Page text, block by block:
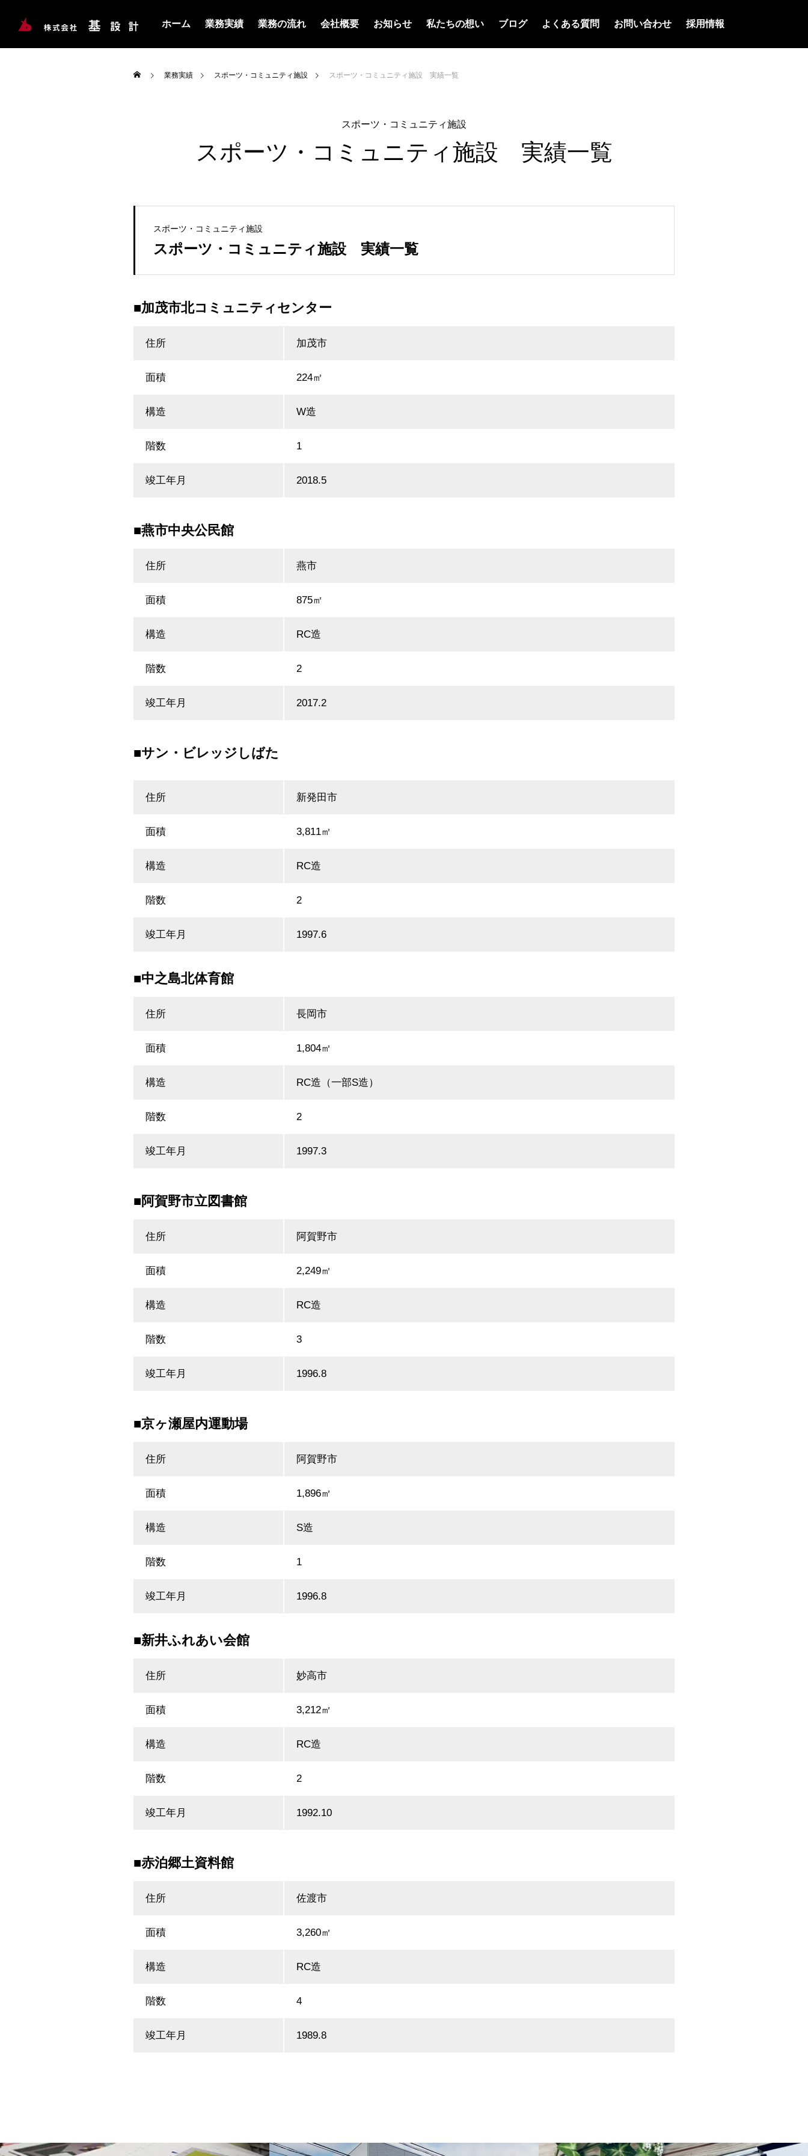
ホーム 業務実績 業務の流れ 会社概要 お知らせ 私たちの想い ブログ よくある質問 お問い合わせ 採用情報
業務実績 スポーツ・コミュニティ施設 スポーツ・コミュニティ施設 実績一覧
スポーツ・コミュニティ施設
スポーツ・コミュニティ施設 実績一覧
スポーツ・コミュニティ施設
スポーツ・コミュニティ施設 実績一覧
■加茂市北コミュニティセンター
住所 加茂市
面積 224㎡
構造 W造
階数 1
竣工年月 2018.5
■燕市中央公民館
住所 燕市
面積 875㎡
構造 RC造
階数 2
竣工年月 2017.2
■サン・ビレッジしばた
住所 新発田市
面積 3,811㎡
構造 RC造
階数 2
竣工年月 1997.6
■中之島北体育館
住所 長岡市
面積 1,804㎡
構造 RC造（一部S造）
階数 2
竣工年月 1997.3
■阿賀野市立図書館
住所 阿賀野市
面積 2,249㎡
構造 RC造
階数 3
竣工年月 1996.8
■京ヶ瀬屋内運動場
住所 阿賀野市
面積 1,896㎡
構造 S造
階数 1
竣工年月 1996.8
■新井ふれあい会館
住所 妙高市
面積 3,212㎡
構造 RC造
階数 2
竣工年月 1992.10
■赤泊郷土資料館
住所 佐渡市
面積 3,260㎡
構造 RC造
階数 4
竣工年月 1989.8